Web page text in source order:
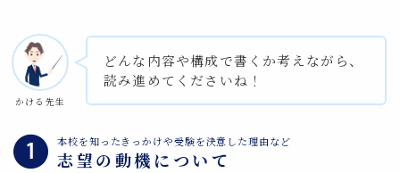
かける先生
どんな内容や構成で書くか考えながら、
読み進めてくださいね！
本校を知ったきっかけや受験を決意した理由など
志望の動機について